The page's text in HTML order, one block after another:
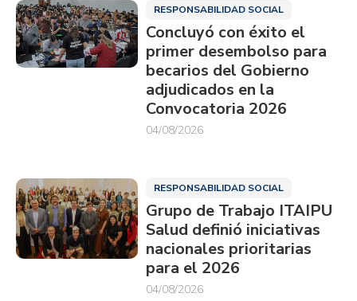
RESPONSABILIDAD SOCIAL
Concluyó con éxito el
primer desembolso para
becarios del Gobierno
adjudicados en la
Convocatoria 2026
04/08/2026
RESPONSABILIDAD SOCIAL
Grupo de Trabajo ITAIPU
Salud definió iniciativas
nacionales prioritarias
para el 2026
04/08/2026